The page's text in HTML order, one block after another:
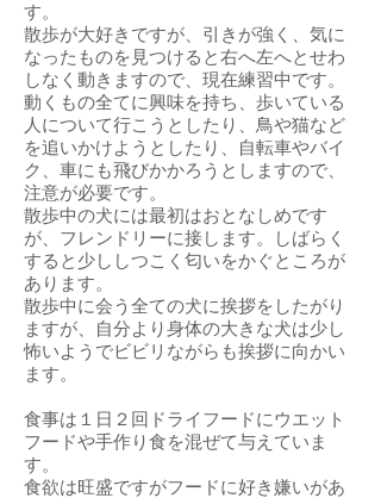
す。
散歩が大好きですが、引きが強く、気に
なったものを見つけると右へ左へとせわ
しなく動きますので、現在練習中です。
動くもの全てに興味を持ち、歩いている
人について行こうとしたり、鳥や猫など
を追いかけようとしたり、自転車やバイ
ク、車にも飛びかかろうとしますので、
注意が必要です。
散歩中の犬には最初はおとなしめです
が、フレンドリーに接します。しばらく
すると少ししつこく匂いをかぐところが
あります。
散歩中に会う全ての犬に挨拶をしたがり
ますが、自分より身体の大きな犬は少し
怖いようでビビリながらも挨拶に向かい
ます。
食事は１日２回ドライフードにウエット
フードや手作り食を混ぜて与えていま
す。
食欲は旺盛ですがフードに好き嫌いがあ